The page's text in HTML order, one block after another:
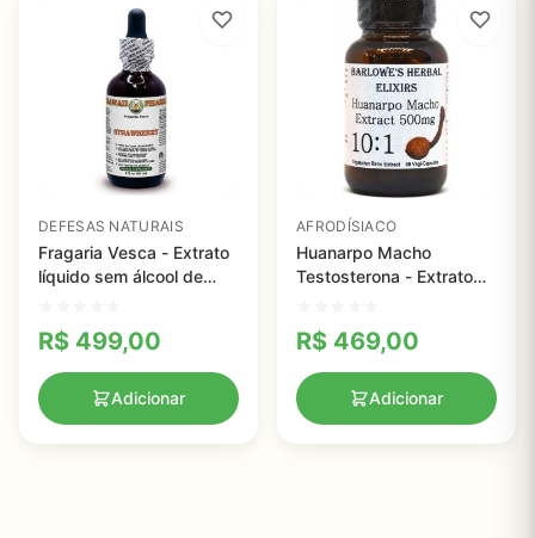
DEFESAS NATURAIS
Fragaria Vesca - Extrato
líquido sem álcool de
R$ 499,00
Adicionar
AFRODÍSIACO
Huanarpo Macho
Testosterona - Extrato
R$ 469,00
Adicionar